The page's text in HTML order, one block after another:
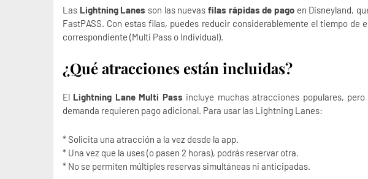
Las Lightning Lanes son las nuevas filas rápidas de pagoen Disneyland,
FastPASS. Con estas filas, puedes reducir considerablemente el tiempo de
correspondiente (Multi Pass o Individual).
¿Qué atracciones están incluidas?
El Lightning Lane Multi Pass incluye muchas atracciones populares,
demanda requieren pago adicional. Para usar las Lightning Lanes:
* Solicita una atracción a la vez desde la app.
* Una vez que la uses (o pasen 2 horas), podrás reservar otra.
* No se permiten múltiples reservas simultáneas ni anticipadas.